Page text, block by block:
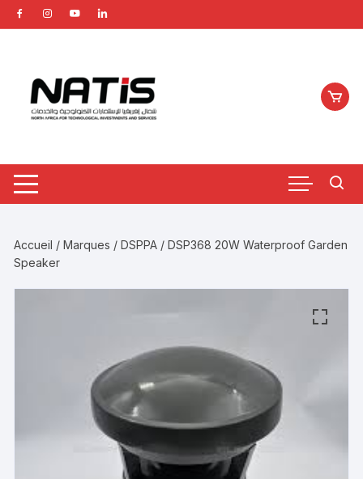
Aller
au
Accueil /Marques /DSPPA / DSP368 20W Waterproof Garden
Speaker